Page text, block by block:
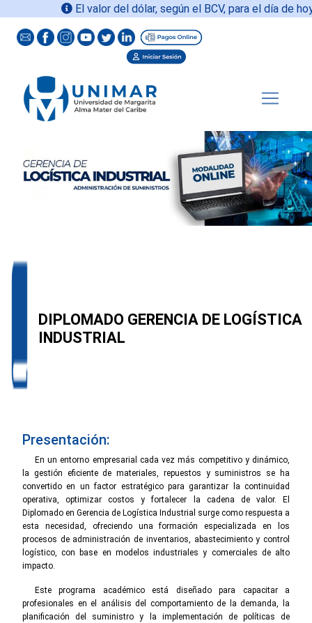
El valor del dólar, según el BCV, para el día de hoy
DIPLOMADO GERENCIA DE LOGÍSTICA
INDUSTRIAL
Presentación:
En un entorno empresarial cada vez más competitivo y dinámico,
la gestión eficiente de materiales, repuestos y suministros se ha
convertido en un factor estratégico para garantizar la continuidad
operativa, optimizar costos y fortalecer la cadena de valor. El
Diplomado en Gerencia de Logística Industrial surge como respuesta a
esta necesidad, ofreciendo una formación especializada en los
procesos de administración de inventarios, abastecimiento y control
logístico, con base en modelos industriales y comerciales de alto
impacto.
Este programa académico está diseñado para capacitar a
profesionales en el análisis del comportamiento de la demanda, la
planificación del suministro y la implementación de políticas de